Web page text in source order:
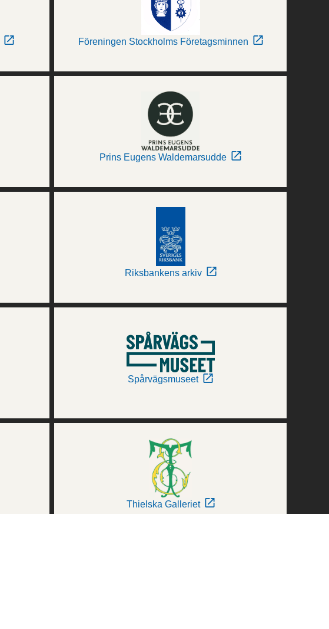
Föreningen Stockholms Företagsminnen
Prins Eugens Waldemarsudde
Riksbankens arkiv
Spårvägsmuseet
Thielska Galleriet